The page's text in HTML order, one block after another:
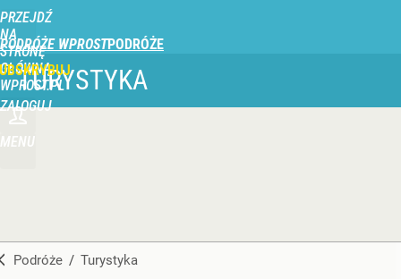
PRZEJDŹ
NA
STRONĘ
GŁÓWNĄ
WPROST.PL
PODRÓŻE WPROST
ZALOGUJ
MENU
TURYSTYKA
Podróże / Turystyka